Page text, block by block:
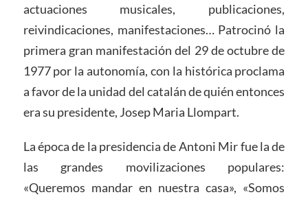
actuaciones musicales, publicaciones,
reivindicaciones, manifestaciones… Patrocinó la
primera gran manifestación del 29 de octubre de
1977 por la autonomía, con la histórica proclama
a favor de la unidad del catalán de quién entonces
era su presidente, Josep Maria Llompart.
La época de la presidencia de Antoni Mir fue la de
las grandes movilizaciones populares:
«Queremos mandar en nuestra casa», «Somos